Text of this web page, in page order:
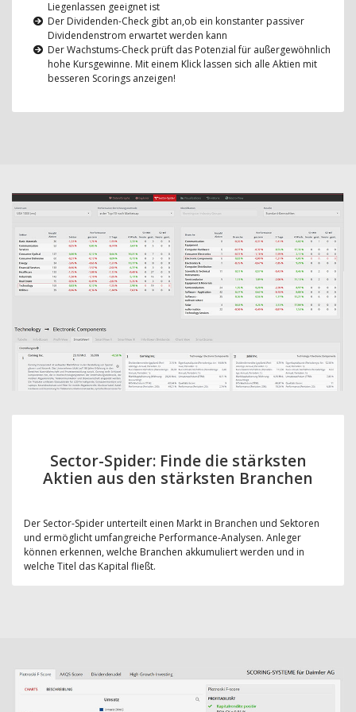
Liegenlassen geeignet ist
Der Dividenden-Check gibt an,ob ein konstanter passiver
Dividendenstrom erwartet werden kann
Der Wachstums-Check prüft das Potenzial für außergewöhnlich
hohe Kursgewinne. Mit einem Klick lassen sich alle Aktien mit
besseren Scorings anzeigen!
Sector-Spider: Finde die stärksten
Aktien aus den stärksten Branchen
Der Sector-Spider unterteilt einen Markt in Branchen und Sektoren
und ermöglicht umfangreiche Performance-Analysen. Anleger
können erkennen, welche Branchen akkumuliert werden und in
welche Titel das Kapital fließt.